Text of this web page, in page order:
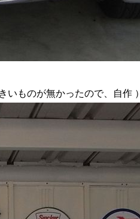
ものが無かったので、自作 ）